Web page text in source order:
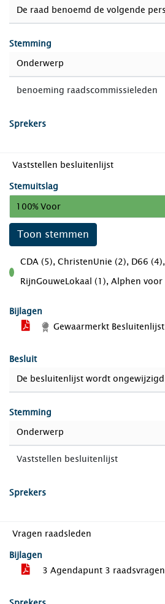
De raad benoemd de volgende
Stemming
Onderwerp
benoeming raadscommissieleden
Sprekers
Vaststellen besluitenlijst
Stemuitslag
100% Voor
Toon stemmen
voor
CDA (5), ChristenUnie (2), D66
RijnGouweLokaal (1), Alphen voor
Bijlagen
Gewaarmerkt
Besluit
De besluitenlijst wordt
Stemming
Onderwerp
Vaststellen besluitenlijst
Sprekers
Vragen raadsleden
Bijlagen
3 Agendapunt 3 raadsvragen